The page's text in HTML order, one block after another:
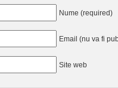
Nume (required)
Email (nu va fi
Site web